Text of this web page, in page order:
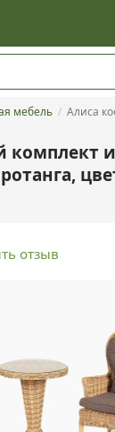
мебель Алиса
комплект
отзыв